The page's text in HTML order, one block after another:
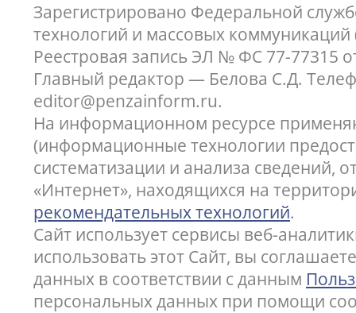
Зарегистрировано Федеральной
технологий и массовых коммуникаций
Реестровая запись ЭЛ № ФС 77-77315
Главный редактор — Белова С.Д.
editor@penzainform.ru.
На информационном ресурсе
(информационные технологии
систематизации и анализа сведений,
«Интернет», находящихся на
рекомендательных технологий.
Сайт использует сервисы веб-
использовать этот Сайт, вы
данных в соответствии с данным
персональных данных при помощи